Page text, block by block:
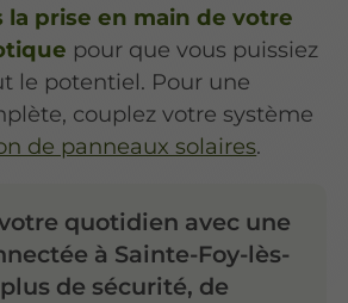
la prise en main de votre
pour que vous puissiez
le potentiel. Pour une
couplez votre système
de panneaux solaires.
quotidien avec une
à Sainte-Foy-lès-
de sécurité, de